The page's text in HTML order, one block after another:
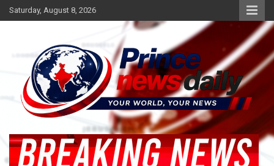
Skip
to
Saturday, August 8, 2026
Princenews Daily